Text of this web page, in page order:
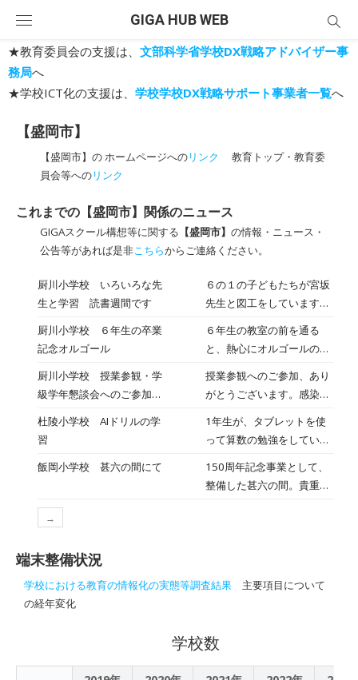
content
GIGA HUB WEB
★教育委員会の支援は、 文部科学省学校DX戦略アドバイザー事
務局へ
★学校ICT化の支援は、 学校学校DX戦略サポート事業者一覧へ
【盛岡市】
【盛岡市】の ホームページへのリンク
教育トップ・教育委
員会等へのリンク
これまでの【盛岡市】関係のニュース
GIGAスクール構想等に関する 【盛岡市】 の情報・ニュース・
公告等があれば是非こちらからご連絡ください。
厨川小学校 いろいろな先
生と学習 読書週間です
６の１の子どもたちが宮坂
先生と図工をしています。
が、５の２の社会をしてい
ます。学年で交換授業をし
たり、出張で別な先生が入
ったり、理科や外国語の専
科の先生が学習に来たり
と、小学校でも担任だけが
その学級にあたるという状
況を変える動きがありま
す。新しい指導要領では時
から読書週間がスタートし
し、くりほんやさんたちも
活動をスタートし、図書館
が整って開館しています。
厨川小学校 ６年生の卒業
記念オルゴール
６年生の教室の前を通る
と、熱心にオルゴールのふ
れました。卒業記念オルゴ
ール。天板に、好きな図案
を彫り、色を塗ります。昔
は、ごつい木の板でした
が、今は白い彫りやすい素
材に変わっています。絵具
の発色もよく、綺麗な仕上
て作業するのは、昔との大
を大事にとってあります。
厨川小学校 授業参観・学
級学年懇談会へのご参加あ
授業参観へのご参加、あり
がとうございます。感染症
した。３年２組が学級閉鎖
で実施できず、残念です。
その分、３年１組頑張りま
した。朝活動の時間は、国
す。飼育小屋や外、体育
た。授業参観では、社会で
昔の道具調べの発表会。ク
イズを取り入れたり、質問
杜陵小学校 AIドリルの学
習
1年生が、タブレットを使
って算数の勉強をしていま
の児童が自由に使うことが
できるように導入していた
実際に書いて学ぶことの良
ますので、適切な学習とな
飯岡小学校 甚六の間にて
150周年記念事業として、
整備した甚六の間。貴重な
→
端末整備状況
学校における教育の情報化の実態等調査結果 主要項目について
の経年変化
学校数